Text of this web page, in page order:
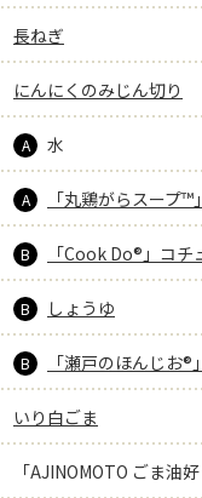
長ねぎ
にんにくのみじん切り
A 水
A 「丸鶏がらスープ™」
B 「Cook Do®」コチ
B しょうゆ
B 「瀬戸のほんじお®」
いり白ごま
「AJINOMOTO ごま油